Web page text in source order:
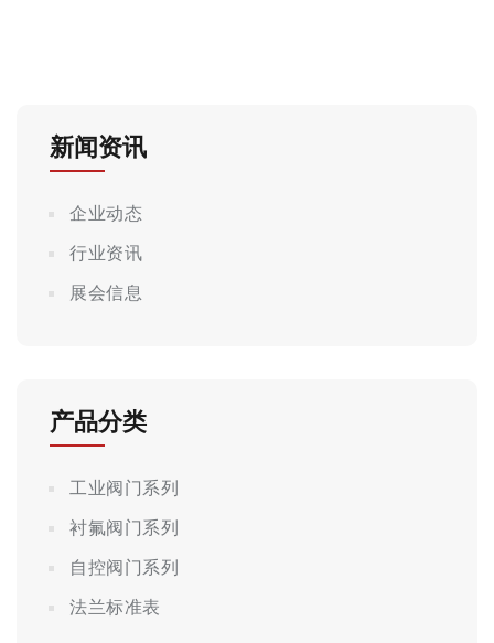
新闻资讯
企业动态
行业资讯
展会信息
产品分类
工业阀门系列
衬氟阀门系列
自控阀门系列
法兰标准表